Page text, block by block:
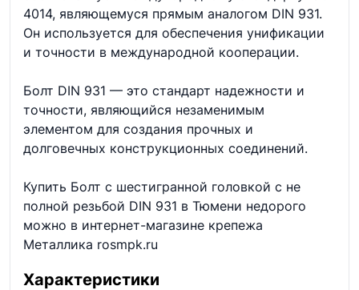
4014, являющемуся прямым аналогом DIN 931.
Он используется для обеспечения унификации
и точности в международной кооперации.
Болт DIN 931 — это стандарт надежности и
точности, являющийся незаменимым
элементом для создания прочных и
долговечных конструкционных соединений.
Купить Болт с шестигранной головкой с не
полной резьбой DIN 931 в Тюмени недорого
можно в интернет-магазине крепежа
Металлика rosmpk.ru
Характеристики